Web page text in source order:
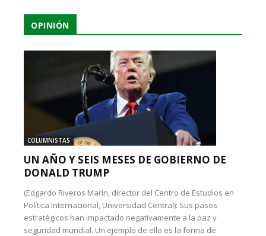
OPINIÓN
COLUMNISTAS
UN AÑO Y SEIS MESES DE GOBIERNO DE
DONALD TRUMP
(Edgardo Riveros Marín, director del Centro de Estudios en
Política Internacional, Universidad Central): Sus pasos
estratégicos han impactado negativamente a la paz y
seguridad mundial. Un ejemplo de ello es la forma de